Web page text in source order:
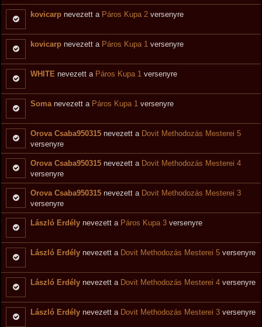
kovicarp nevezett a Páros Kupa 2 versenyre
kovicarp nevezett a Páros Kupa 1 versenyre
WHITE nevezett a Páros Kupa 1 versenyre
Somanevezett a Páros Kupa 1 versenyre
Orova Csaba950315 nevezett a Dovit Methodozás Mesterei 5
versenyre
Orova Csaba950315 nevezett a Dovit Methodozás Mesterei 4
versenyre
Orova Csaba950315 nevezett a Dovit Methodozás Mesterei 3
versenyre
László Erdély nevezett a Páros Kupa 3 versenyre
László Erdély nevezett a Dovit Methodozás Mesterei 5 versenyre
László Erdély nevezett a Dovit Methodozás Mesterei 4 versenyre
László Erdély nevezett a Dovit Methodozás Mesterei 3 versenyre